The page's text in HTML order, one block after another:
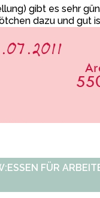
gibt es sehr
dazu und gut
FÜR